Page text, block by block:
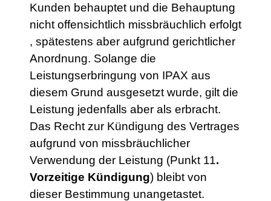
Kunden behauptet und die Behauptung
nicht offensichtlich missbräuchlich erfolgt
, spätestens aber aufgrund gerichtlicher
Anordnung. Solange die
Leistungserbringung von IPAX aus
diesem Grund ausgesetzt wurde, gilt die
Leistung jedenfalls aber als erbracht.
Das Recht zur Kündigung des Vertrages
aufgrund von missbräuchlicher
Verwendung der Leistung (Punkt 11.
Vorzeitige Kündigung) bleibt von
dieser Bestimmung unangetastet.